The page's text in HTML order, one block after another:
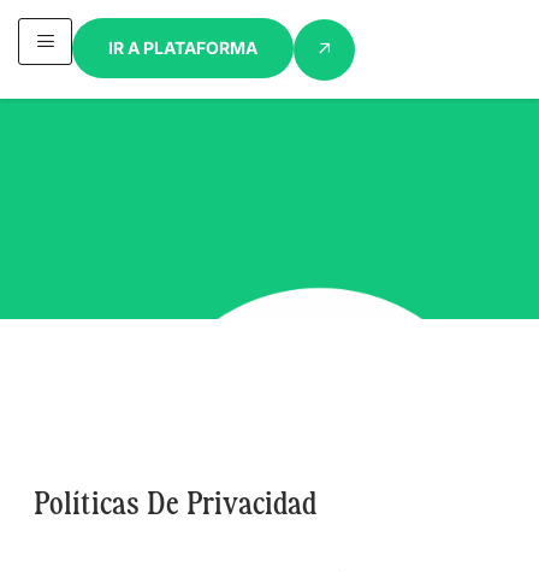
IR A PLATAFORMA
Políticas De Privacidad